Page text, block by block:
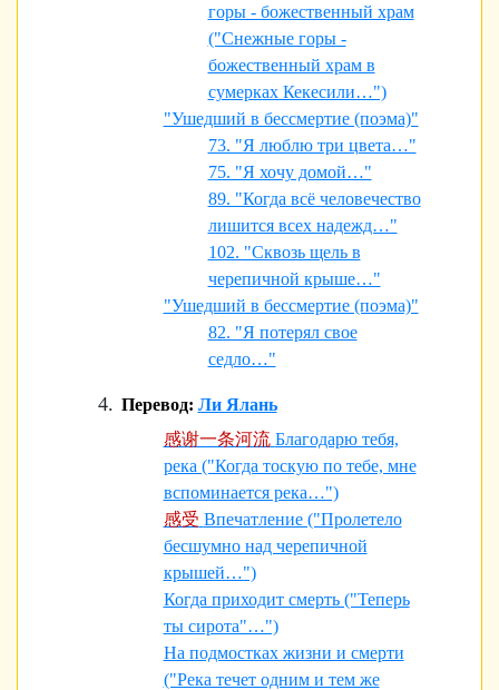
горы - божественный храм
("Снежные горы -
божественный храм в
сумерках Кекесили…")
"Ушедший в бессмертие (поэма)"
73. "Я люблю три цвета…"
75. "Я хочу домой…"
89. "Когда всё человечество
лишится всех надежд…"
102. "Сквозь щель в
черепичной крыше…"
"Ушедший в бессмертие (поэма)"
82. "Я потерял свое
седло…"
Перевод: Ли Ялань
感谢一条河流 Благодарю тебя,
река ("Когда тоскую по тебе, мне
вспоминается река…")
感受 Впечатление ("Пролетело
бесшумно над черепичной
крышей…")
Когда приходит смерть ("Теперь
ты сирота"…")
На подмостках жизни и смерти
("Река течет одним и тем же